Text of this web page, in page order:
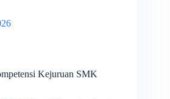
Kejuruan SMK